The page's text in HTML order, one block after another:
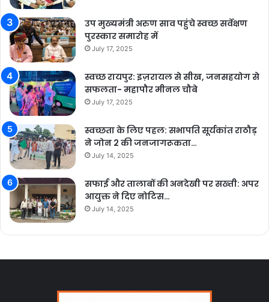
उप मुख्यमंत्री अरुण साव पहुंचे स्वच्छ सर्वेक्षण
पुरस्कार समारोह में
July 17, 2025
स्वच्छ रायपुर: इज़रायल से सीख, जनसहयोग से
सफलता- महापौर मीनल चौबे
July 17, 2025
स्वच्छता के लिए पहल: सभापति सूर्यकांत राठौड़
ने जोन 2 की जनजागरूकता…
July 14, 2025
सफाई और तालाबों की अनदेखी पर सख्ती: अपर
आयुक्त ने दिए नोटिस…
July 14, 2025